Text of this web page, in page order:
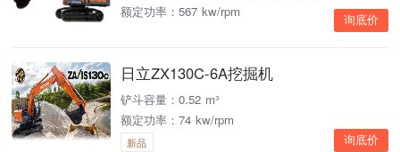
额定功率：567 kw/rpm
询底价
日立ZX130C-6A挖掘机
铲斗容量：0.52 m³
额定功率：74 kw/rpm
新品 询底价